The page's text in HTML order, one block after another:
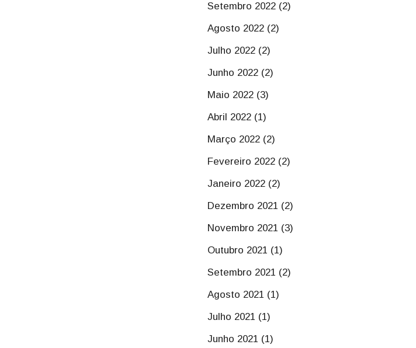
Setembro 2022 (2)
Agosto 2022 (2)
Julho 2022 (2)
Junho 2022 (2)
Maio 2022 (3)
Abril 2022 (1)
Março 2022 (2)
Fevereiro 2022 (2)
Janeiro 2022 (2)
Dezembro 2021 (2)
Novembro 2021 (3)
Outubro 2021 (1)
Setembro 2021 (2)
Agosto 2021 (1)
Julho 2021 (1)
Junho 2021 (1)